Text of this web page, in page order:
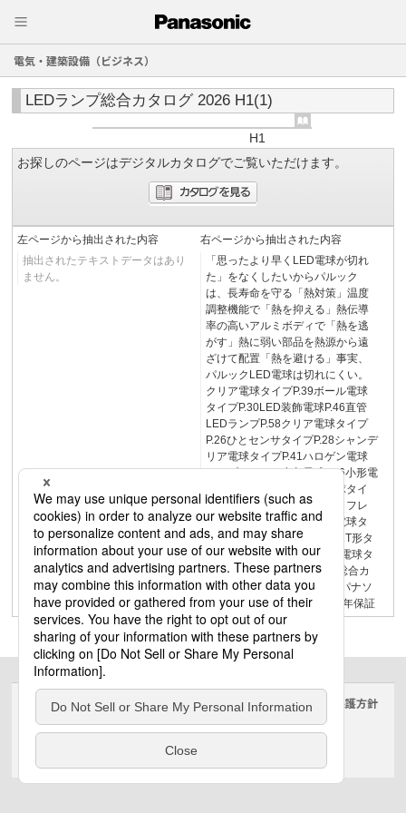
電気・建築設備（ビジネス）
LEDランプ総合カタログ 2026 H1(1)
H1
お探しのページはデジタルカタログでご覧いただけます。
左ページから抽出された内容
抽出されたテキストデータはあり
ません。
右ページから抽出された内容
「思ったより早くLED電球が切れ
た」をなくしたいからパルック
は、長寿命を守る「熱対策」温度
調整機能で「熱を抑える」熱伝導
率の高いアルミボディで「熱を逃
がす」熱に弱い部品を熱源から遠
ざけて配置「熱を避ける」事実、
パルックLED電球は切れにくい。
クリア電球タイプP.39ボール電球
タイプP.30LED装飾電球P.46直管
LEDランプP.58クリア電球タイプ
P.26ひとセンサタイプP.28シャンデ
リア電球タイプP.41ハロゲン電球
タイプP.45LED小丸電球P.46小形電
球タイプP.35ハイビーム電球タイ
プP.32バラストレス水銀灯リフレ
クタ形タイプP.33ミニレフ電球タ
イプP.44レフ電球タイプP.31T形タ
イプP.43T形タイプP.29一般電球タ
イプP.202026.1LEDランプ総合カ
タログ2026施工会社様向けパナソ
ニックのLED電球は安心の5年保証
サイトのご利用にあたって クッキーポリシー 個人情報保護方針
電気・建築設備（ビジネス）
© Panasonic Electric Works Co., Ltd.